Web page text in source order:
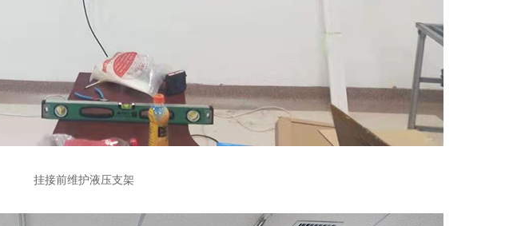
挂接前维护液压支架